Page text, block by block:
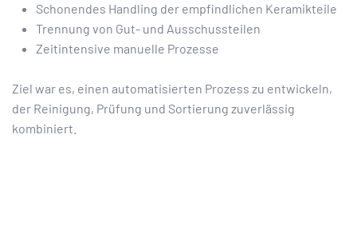
Schonendes Handling der empfindlichen Keramikteile
Trennung von Gut- und Ausschussteilen
Zeitintensive manuelle Prozesse
Ziel war es, einen automatisierten Prozess zu entwickeln,
der Reinigung, Prüfung und Sortierung zuverlässig
kombiniert.